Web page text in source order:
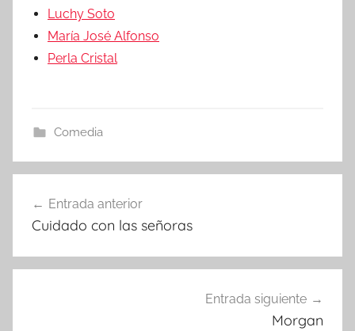
Luchy Soto
María José Alfonso
Perla Cristal
Comedia
Navegación
de
entradas
Entrada anterior
Cuidado con las señoras
Entrada siguiente
Morgan